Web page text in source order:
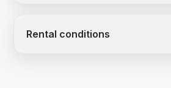
è di 15 € IVA inclusa.
Eventuali condizioni di
o rimborso sono da
Rental conditions